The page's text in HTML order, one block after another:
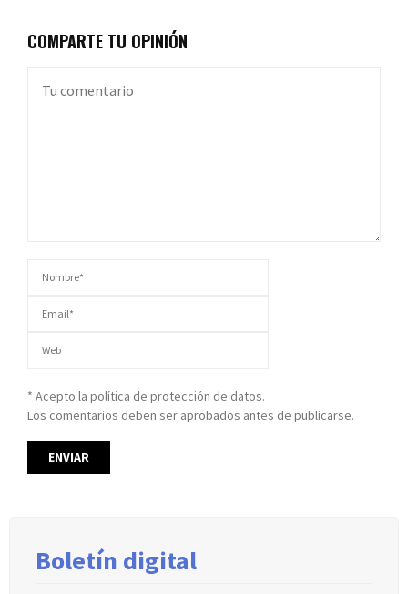
COMPARTE TU OPINIÓN
* Acepto la política de protección de datos.
Los comentarios deben ser aprobados antes de publicarse.
Boletín digital